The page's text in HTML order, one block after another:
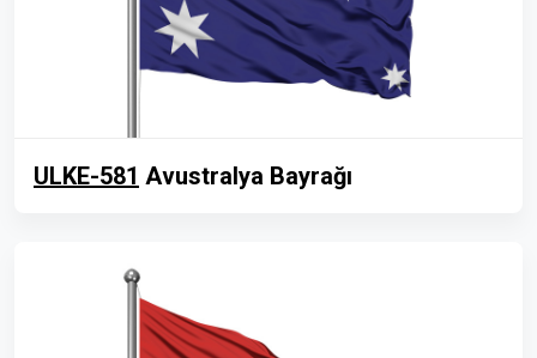
ULKE-581 Avustralya Bayrağı